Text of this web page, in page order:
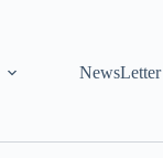
NewsLetter